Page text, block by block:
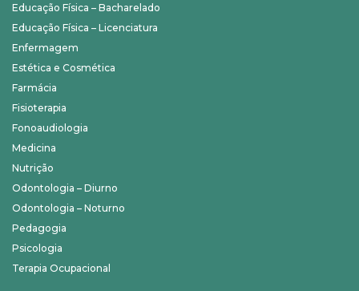
Educação Física – Bacharelado
Educação Física – Licenciatura
Enfermagem
Estética e Cosmética
Farmácia
Fisioterapia
Fonoaudiologia
Medicina
Nutrição
Odontologia – Diurno
Odontologia – Noturno
Pedagogia
Psicologia
Terapia Ocupacional